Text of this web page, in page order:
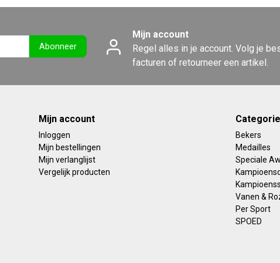
Abonneer
Mijn account
Regel alles in je account. Volg je
facturen of retourneer een artikel.
Mijn account
Inloggen
Mijn bestellingen
Mijn verlanglijst
Vergelijk producten
Bekers
Medailles
Speciale
Vanen &
Per Sport
SPOED